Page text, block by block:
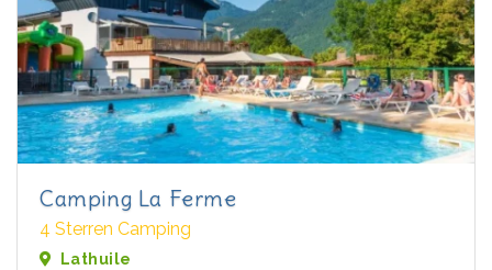
Camping La Ferme
4 Sterren Camping
Lathuile